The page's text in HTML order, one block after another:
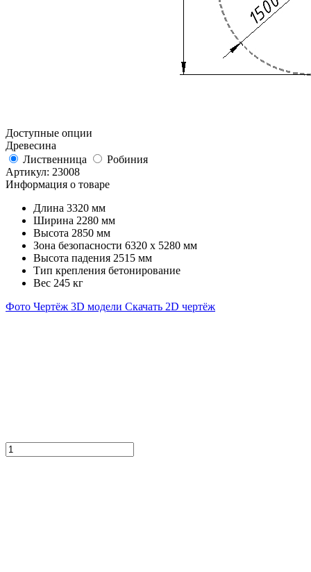
Доступные опции
Древесина
Лиственница
Робиния
Артикул: 23008
Информация о товаре
Длина 3320 мм
Ширина 2280 мм
Высота 2850 мм
Зона безопасности 6320 х 5280 мм
Высота падения 2515 мм
Тип крепления бетонирование
Вес 245 кг
Фото Чертёж 3D модели Скачать 2D чертёж